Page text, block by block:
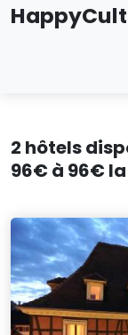
2 hôtels
96€ à 96€